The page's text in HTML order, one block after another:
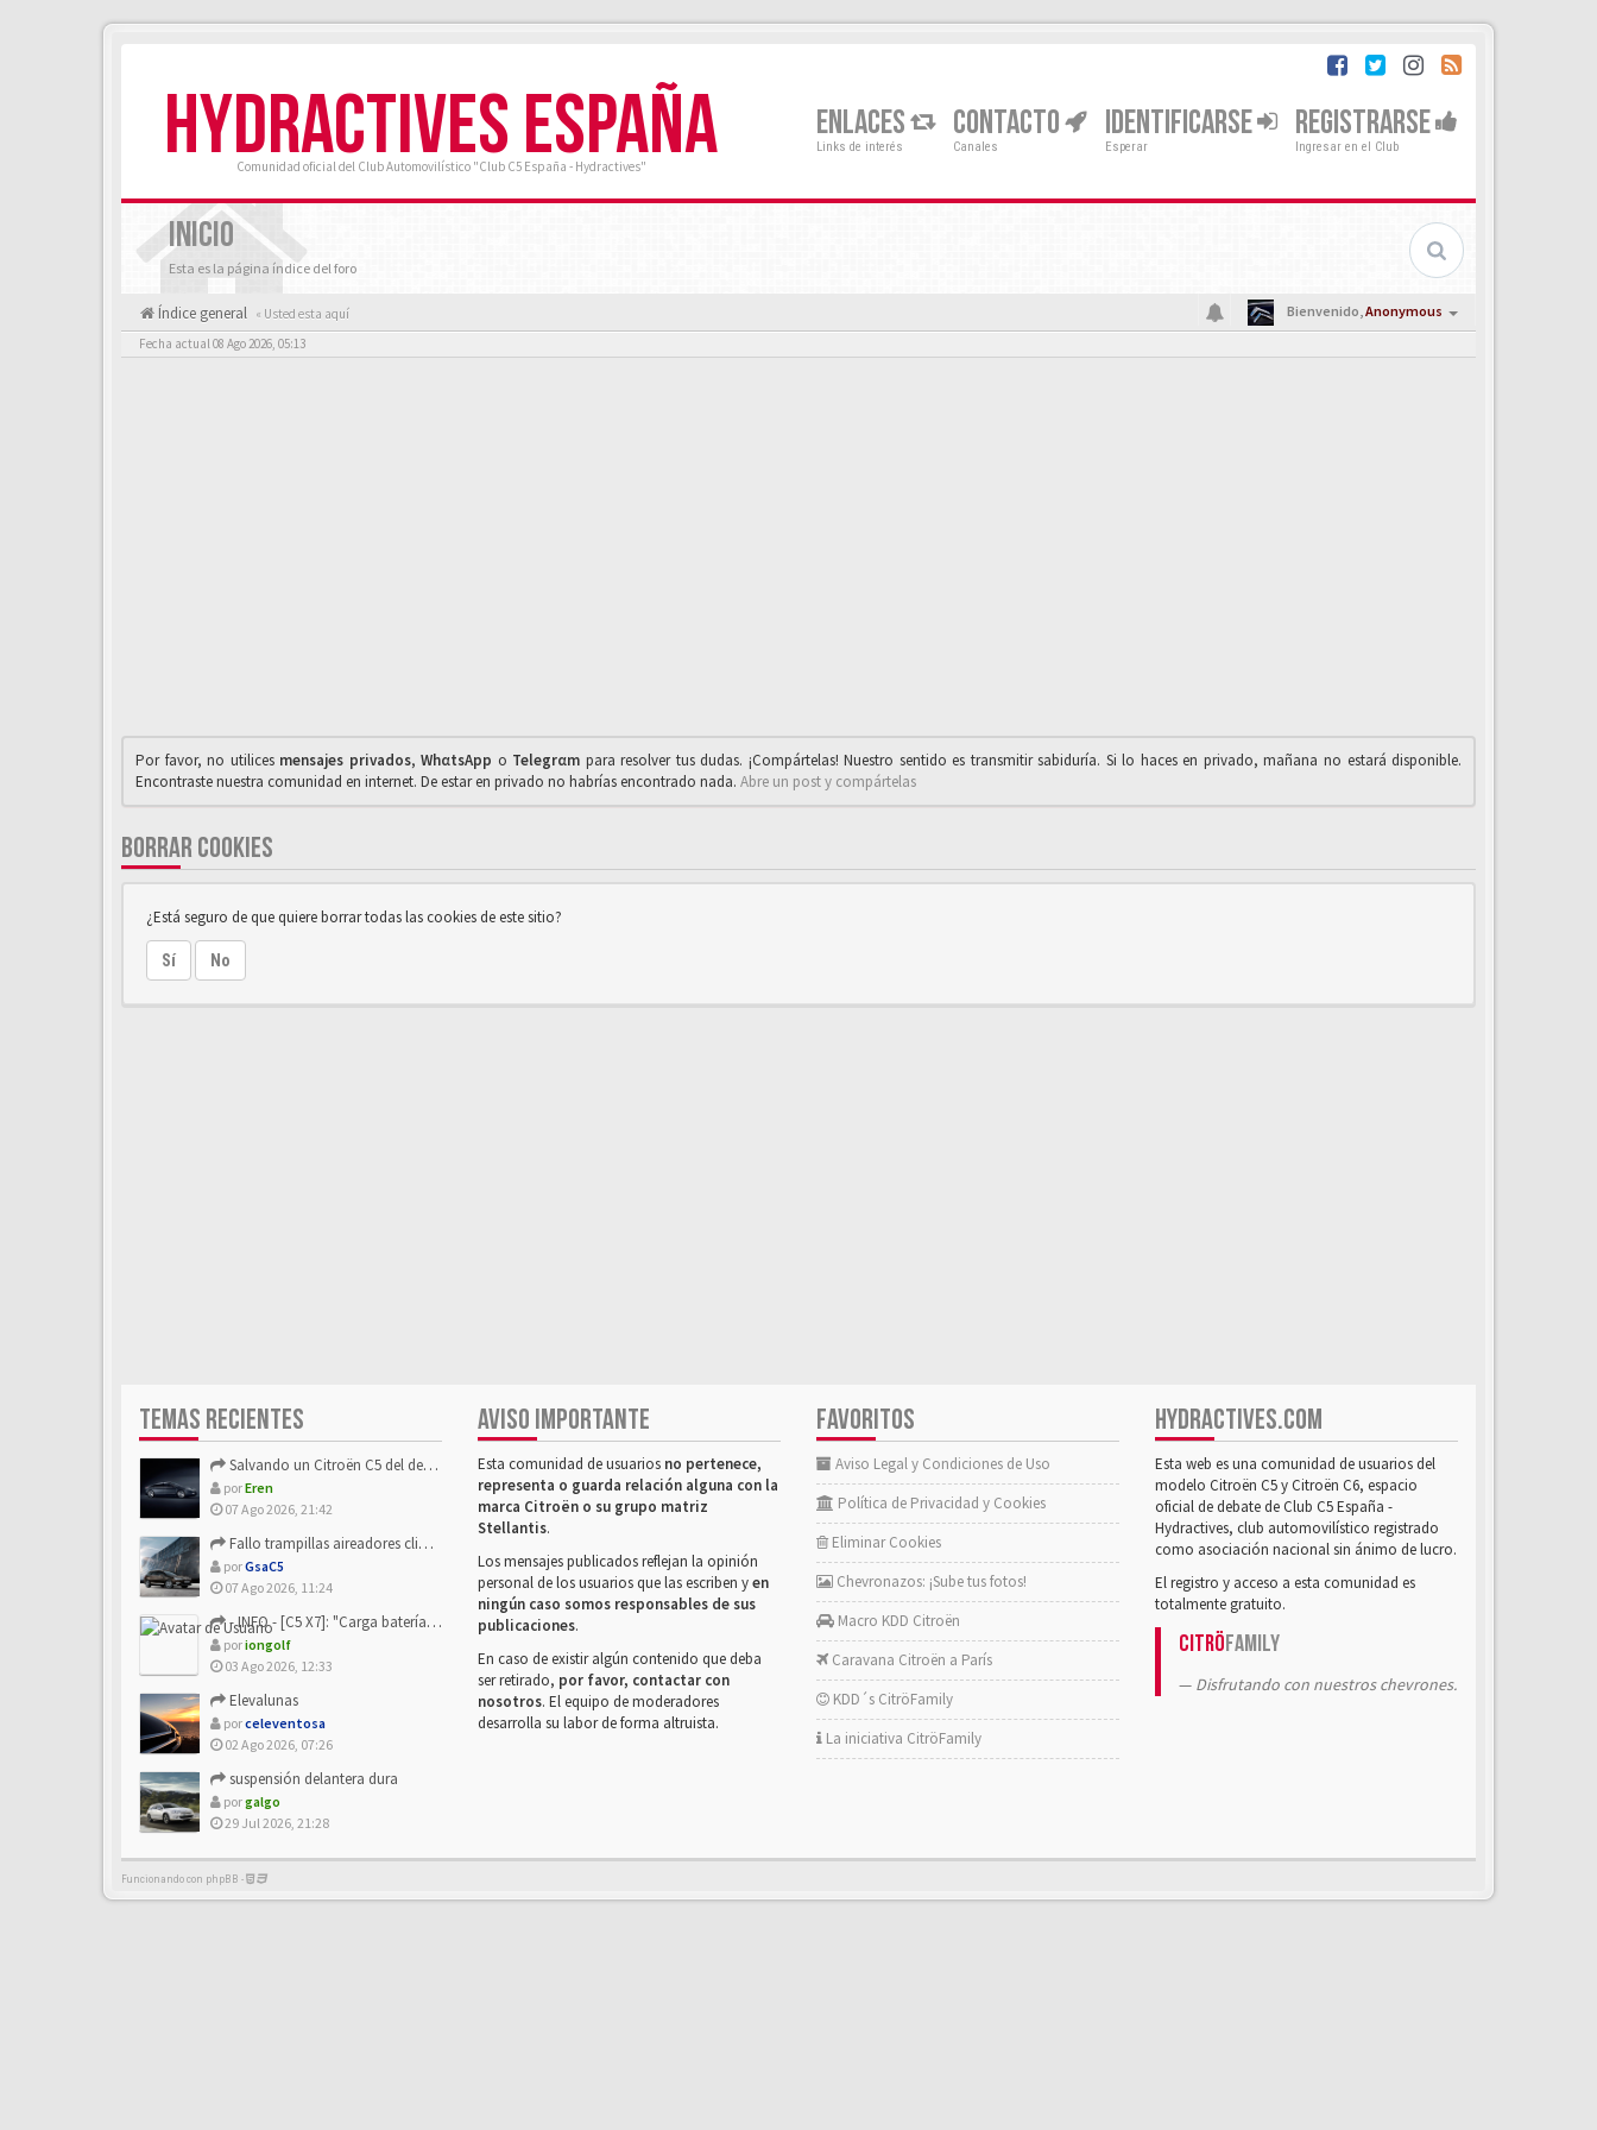
HYDRACTIVES ESPAÑA
Comunidad oficial del Club Automovilístico "Club C5 España - Hydractives"
ENLACES
Links de interés
CONTACTO
Canales
IDENTIFICARSE
Esperar
REGISTRARSE
Ingresar en el Club
INICIO
Esta es la página índice del foro
Índice general « Usted esta aquí Bienvenido,Anonymous
Fecha actual 08 Ago 2026, 05:13
Por favor, no utilices mensajes privados,WhαtsApp o Telegrαm para resolver tus dudas. ¡Compártelas! Nuestro sentido es transmitir sabiduría. Si lo haces en privado, mañana no estará disponible.
Encontraste nuestra comunidad en internet. De estar en privado no habrías encontrado nada. Abre un post y compártelas
BORRAR COOKIES
¿Está seguro de que quiere borrar todas las cookies de este sitio?
Sí No
TEMAS RECIENTES
Salvando un Citroën C5 del desguace: Presentación y seguimiento
porEren
07 Ago 2026, 21:42
Fallo trampillas aireadores climatizador
porGsaC5
07 Ago 2026, 11:24
- INFO - [C5 X7]: "Carga batería o alimentación eléctri...
poriongolf
03 Ago 2026, 12:33
Elevalunas
porceleventosa
02 Ago 2026, 07:26
suspensión delantera dura
porgalgo
29 Jul 2026, 21:28
AVISO IMPORTANTE
Esta comunidad de usuarios no pertenece,
representa o guarda relación alguna con la
marca Citroën o su grupo matriz
Stellantis.
Los mensajes publicados reflejan la opinión
personal de los usuarios que las escriben yen
ningún caso somos responsables de sus
publicaciones.
En caso de existir algún contenido que deba
ser retirado, por favor, contactar con
nosotros. El equipo de moderadores
desarrolla su labor de forma altruista.
FAVORITOS
Aviso Legal y Condiciones de Uso
Política de Privacidad y Cookies
Eliminar Cookies
Chevronazos: ¡Sube tus fotos!
Macro KDD Citroën
Caravana Citroën a París
KDD´s CitröFamily
La iniciativa CitröFamily
HYDRACTIVES.COM
Esta web es una comunidad de usuarios del
modelo Citroën C5 y Citroën C6, espacio
oficial de debate de Club C5 España -
Hydractives, club automovilístico registrado
como asociación nacional sin ánimo de lucro.
El registro y acceso a esta comunidad es
totalmente gratuito.
CitröFamily
Disfrutando con nuestros chevrones.
Funcionando con phpBB -